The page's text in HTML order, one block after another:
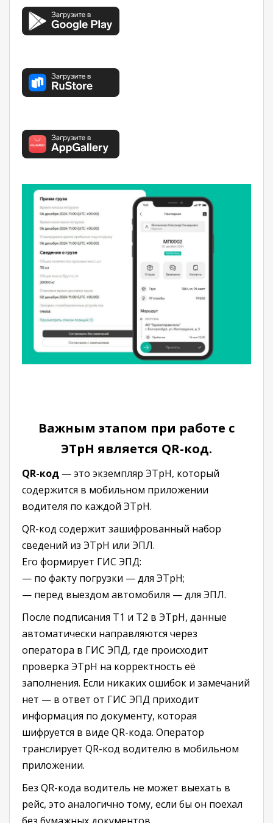
Важным этапом при работе с
ЭТрН является QR-код.
QR-код — это экземпляр ЭТрН, который
содержится в мобильном приложении
водителя по каждой ЭТрН.
QR-код содержит зашифрованный набор
сведений из ЭТрН или ЭПЛ.
Его формирует ГИС ЭПД:
— по факту погрузки — для ЭТрН;
— перед выездом автомобиля — для ЭПЛ.
После подписания Т1 и Т2 в ЭТрН, данные
автоматически направляются через
оператора в ГИС ЭПД, где происходит
проверка ЭТрН на корректность её
заполнения. Если никаких ошибок и замечаний
нет — в ответ от ГИС ЭПД приходит
информация по документу, которая
шифруется в виде QR-кода. Оператор
транслирует QR-код водителю в мобильном
приложении.
Без QR-кода водитель не может выехать в
рейс, это аналогично тому, если бы он поехал